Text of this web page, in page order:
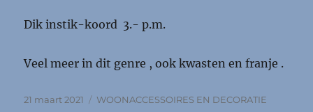
Dik instik-koord 3.- p.m.
Veel meer in dit genre , ook kwasten en franje .
Geplaatst
21 maart 2021 Categorieën
WOONACCESSOIRES EN DECORATIE